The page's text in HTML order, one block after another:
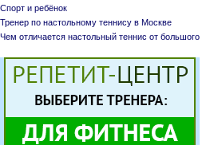
Спорт и ребёнок
Тренер по настольному теннису в Москве
Чем отличается настольный теннис от большого